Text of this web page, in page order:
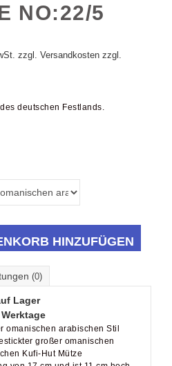
NO:22/5
zzgl. Versandkosten zzgl.
deutschen Festlands.
HINZUFÜGEN
(0)
Lager
omanischen arabischen Stil
großer omanischen
Kufi-Hut Mütze